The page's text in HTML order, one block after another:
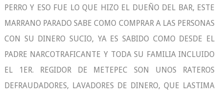
PERRO Y ESO FUE LO QUE HIZO EL DUEÑO DEL BAR, ESTE
MARRANO PARADO SABE COMO COMPRAR A LAS PERSONAS
CON SU DINERO SUCIO, YA ES SABIDO COMO DESDE EL
PADRE NARCOTRAFICANTE Y TODA SU FAMILIA INCLUIDO
EL 1ER. REGIDOR DE METEPEC SON UNOS RATEROS
DEFRAUDADORES, LAVADORES DE DINERO, QUE LASTIMA